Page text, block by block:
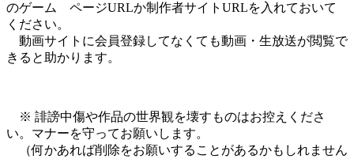
のゲーム ページURLか制作者サイトURLを入れておいて
ください。
動画サイトに会員登録してなくても動画・生放送が閲覧で
きると助かります。
※ 誹謗中傷や作品の世界観を壊すものはお控えくださ
い。マナーを守ってお願いします。
（何かあれば削除をお願いすることがあるかもしれません